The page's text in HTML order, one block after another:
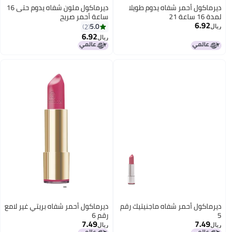
ديرماكول أحمر شفاه يدوم طويلا
لمدة 16 ساعة 21
ريال6.92
9
ديرماكول ملون شفاه يدوم حتى 16
ساعة أحمر صريح
5.0
2
ريال6.92
ديرماكول أحمر شفاه ماجنيتيك رقم
5
ريال7.49
ديرماكول أحمر شفاه بريتي غير لامع
رقم 6
ريال7.49